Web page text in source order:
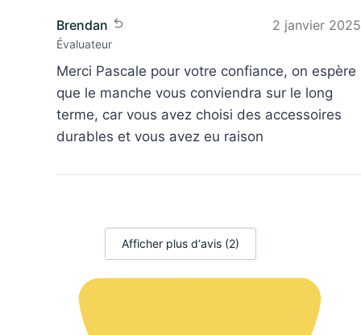
Brendan
Évaluateur
2 janvier 2025
Merci Pascale pour votre confiance, on espère
que le manche vous conviendra sur le long
terme, car vous avez choisi des accessoires
durables et vous avez eu raison
Afficher plus d‘avis (2)